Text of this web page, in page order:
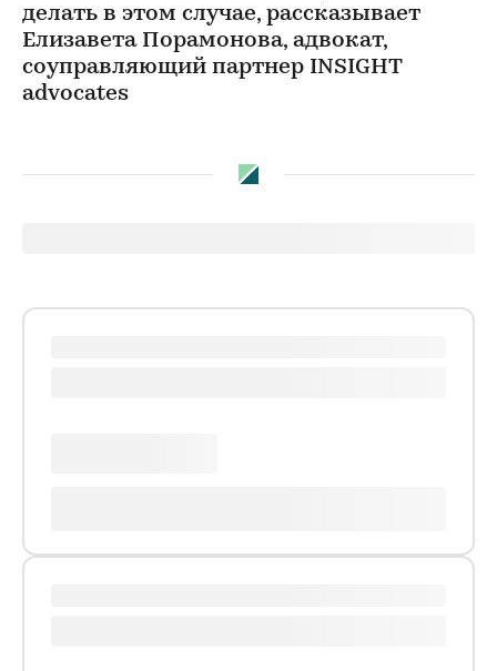
делать в этом случае, рассказывает
Елизавета Порамонова, адвокат,
соуправляющий партнер INSIGHT
advocates